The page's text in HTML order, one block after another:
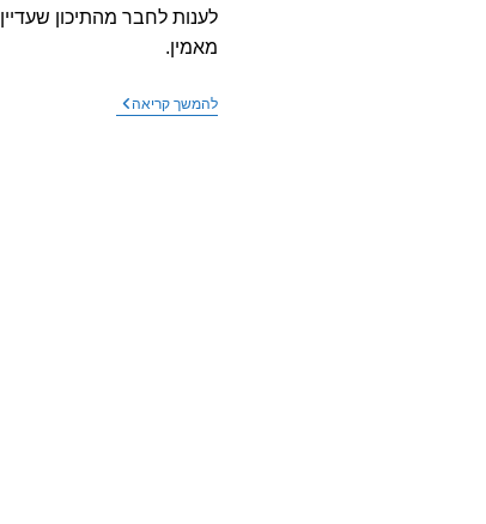
לענות לחבר מהתיכון שעדיין
מאמין.
להמשך קריאהלהאמין